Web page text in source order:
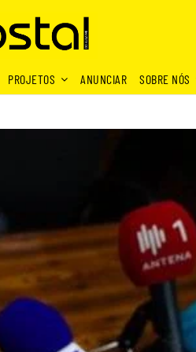
PROJETOS ANUNCIAR SOBRE NÓS